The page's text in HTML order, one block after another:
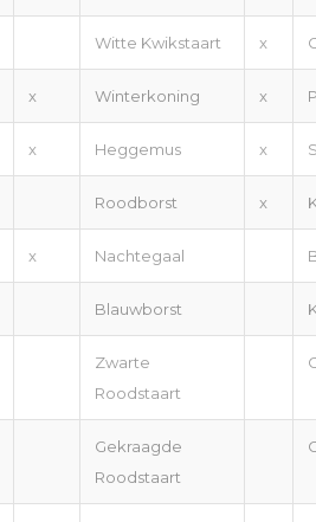
Witte Kwikstaart x
x Winterkoning x
x Heggemus x
Roodborst x
x Nachtegaal
Blauwborst
Zwarte
Roodstaart
Gekraagde
Roodstaart